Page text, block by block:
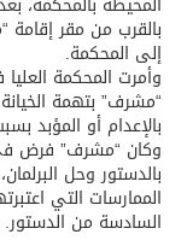
بالقرب من مقر إقامة
إلى المحكمة.
وأمرت المحكمة
“مشرف” بتهمة
بالإعدام أو المؤبد
الممارسات التي
السادسة من الدستور.